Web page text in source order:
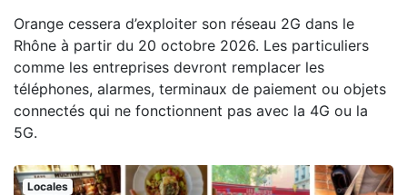
Orange cessera d’exploiter son réseau 2G dans le
Rhône à partir du 20 octobre 2026. Les particuliers
comme les entreprises devront remplacer les
téléphones, alarmes, terminaux de paiement ou objets
connectés qui ne fonctionnent pas avec la 4G ou la
5G.
Locales